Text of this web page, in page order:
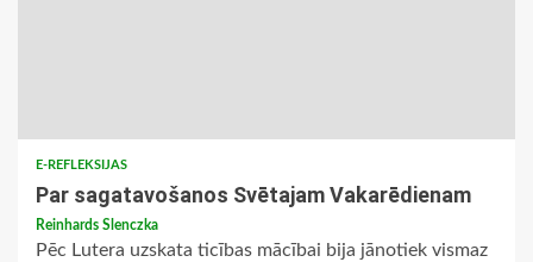
E-REFLEKSIJAS
Par sagatavošanos Svētajam Vakarēdienam
Reinhards Slenczka
Pēc Lutera uzskata ticības mācībai bija jānotiek vismaz